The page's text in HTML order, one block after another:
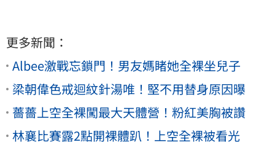
更多新聞：
Albee激戰忘鎖門！男友媽睹她全裸坐兒子
梁朝偉色戒迴紋針湯唯！堅不用替身原因曝
薔薔上空全裸闖最大天體營！粉紅美胸被讚
林襄比賽露2點開裸體趴！上空全裸被看光